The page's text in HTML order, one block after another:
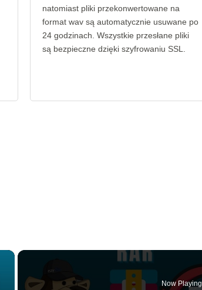
natomiast pliki przekonwertowane na
format wav są automatycznie usuwane po
24 godzinach. Wszystkie przesłane pliki
są bezpieczne dzięki szyfrowaniu SSL.
×
Now Playing